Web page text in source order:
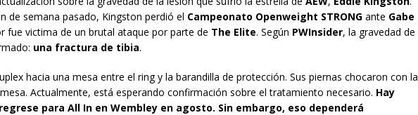
de semana pasado, Kingston perdió el Campeonato Openweight STRONGante Gabe
fue victima de un brutal ataque por parte de The Elite. Según PWInsider, la gravedad de
una fractura de tibia.
hacia una mesa entre el ring y la barandilla de protección. Sus piernas chocaron con la
Actualmente, está esperando confirmación sobre el tratamiento necesario. Hay
para All In en Wembley en agosto. Sin embargo, eso dependerá